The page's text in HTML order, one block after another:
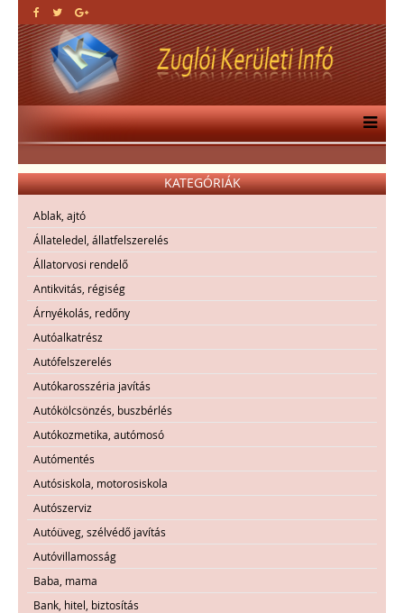
KATEGÓRIÁK
Ablak, ajtó
Állateledel, állatfelszerelés
Állatorvosi rendelő
Antikvitás, régiség
Árnyékolás, redőny
Autóalkatrész
Autófelszerelés
Autókarosszéria javítás
Autókölcsönzés, buszbérlés
Autókozmetika, autómosó
Autómentés
Autósiskola, motorosiskola
Autószerviz
Autóüveg, szélvédő javítás
Autóvillamosság
Baba, mama
Bank, hitel, biztosítás